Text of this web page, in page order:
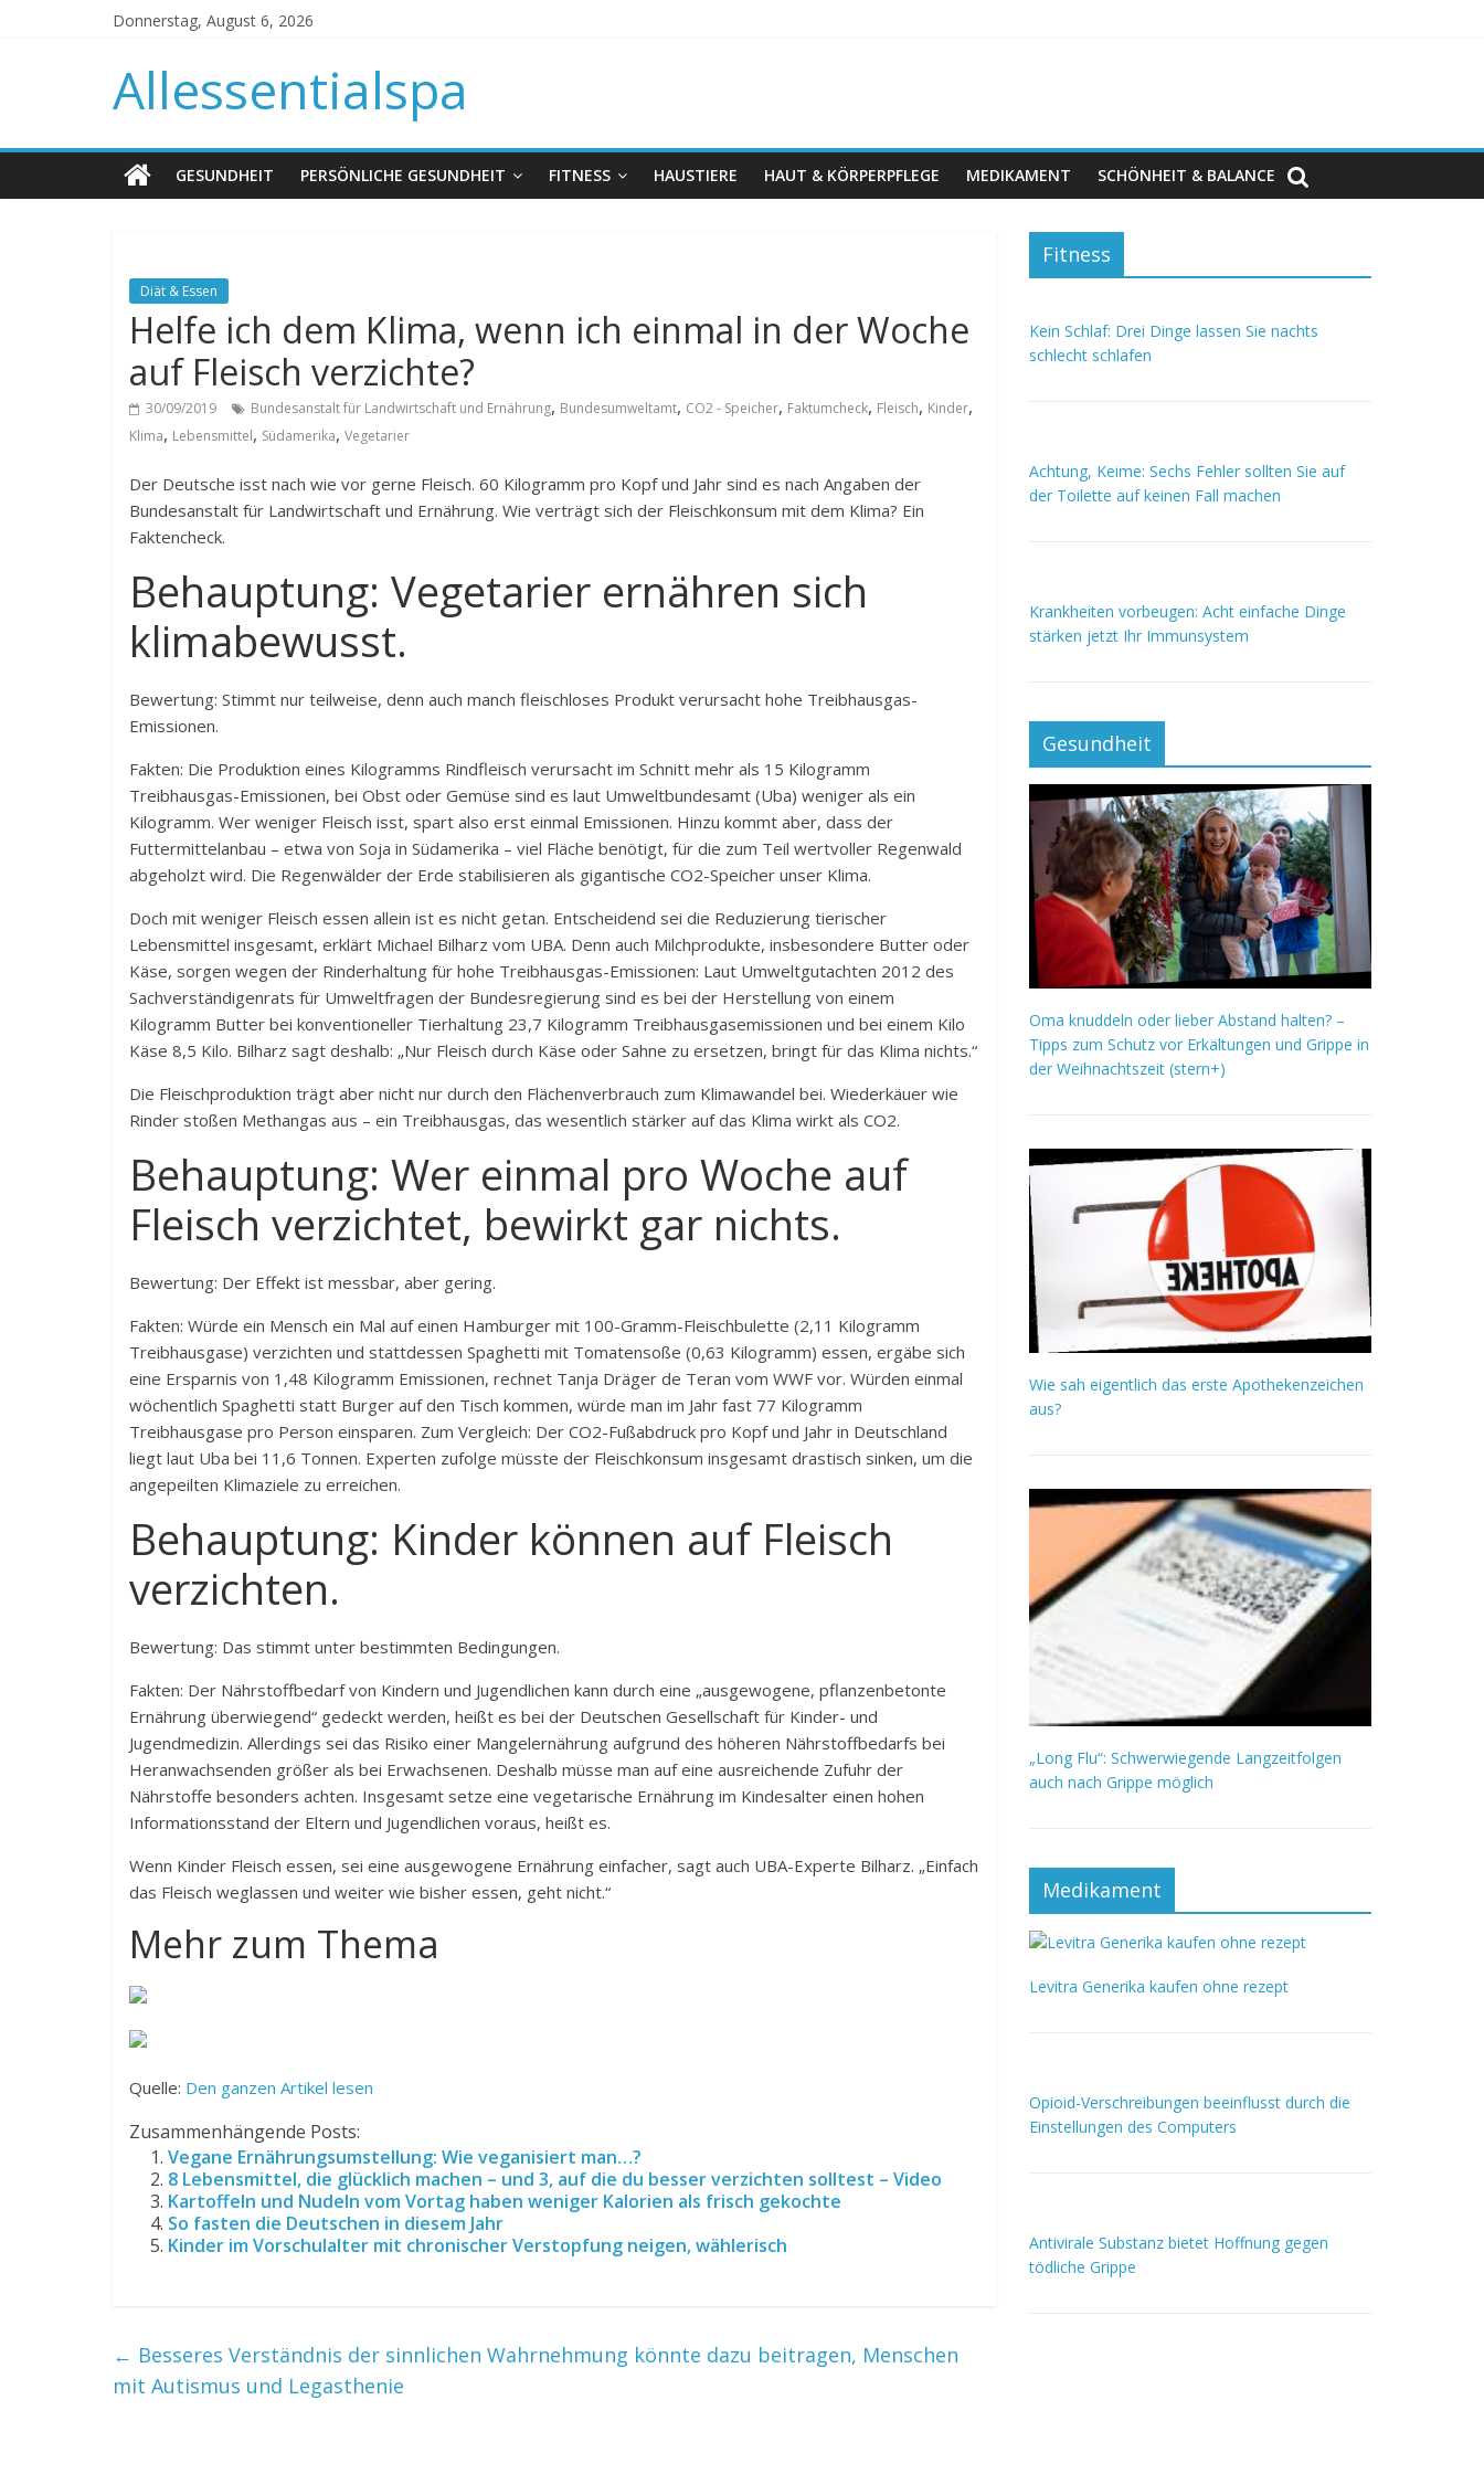
Donnerstag, August 6, 2026
Allessentialspa
GESUNDHEIT PERSÖNLICHE GESUNDHEIT FITNESS HAUSTIERE HAUT & KÖRPERPFLEGE MEDIKAMENT SCHÖNHEIT & BALANCE
Diät & Essen
Helfe ich dem Klima, wenn ich einmal in der Woche
auf Fleisch verzichte?
30/09/2019 Bundesanstalt für Landwirtschaft und Ernährung, Bundesumweltamt, CO2 - Speicher, Faktumcheck, Fleisch, Kinder,
Klima, Lebensmittel, Südamerika, Vegetarier
Der Deutsche isst nach wie vor gerne Fleisch. 60 Kilogramm pro Kopf und Jahr sind es nach Angaben der
Bundesanstalt für Landwirtschaft und Ernährung. Wie verträgt sich der Fleischkonsum mit dem Klima? Ein
Faktencheck.
Behauptung: Vegetarier ernähren sich
klimabewusst.
Bewertung: Stimmt nur teilweise, denn auch manch fleischloses Produkt verursacht hohe Treibhausgas-
Emissionen.
Fakten: Die Produktion eines Kilogramms Rindfleisch verursacht im Schnitt mehr als 15 Kilogramm
Treibhausgas-Emissionen, bei Obst oder Gemüse sind es laut Umweltbundesamt (Uba) weniger als ein
Kilogramm. Wer weniger Fleisch isst, spart also erst einmal Emissionen. Hinzu kommt aber, dass der
Futtermittelanbau – etwa von Soja in Südamerika – viel Fläche benötigt, für die zum Teil wertvoller Regenwald
abgeholzt wird. Die Regenwälder der Erde stabilisieren als gigantische CO2-Speicher unser Klima.
Doch mit weniger Fleisch essen allein ist es nicht getan. Entscheidend sei die Reduzierung tierischer
Lebensmittel insgesamt, erklärt Michael Bilharz vom UBA. Denn auch Milchprodukte, insbesondere Butter oder
Käse, sorgen wegen der Rinderhaltung für hohe Treibhausgas-Emissionen: Laut Umweltgutachten 2012 des
Sachverständigenrats für Umweltfragen der Bundesregierung sind es bei der Herstellung von einem
Kilogramm Butter bei konventioneller Tierhaltung 23,7 Kilogramm Treibhausgasemissionen und bei einem Kilo
Käse 8,5 Kilo. Bilharz sagt deshalb: „Nur Fleisch durch Käse oder Sahne zu ersetzen, bringt für das Klima nichts.“
Die Fleischproduktion trägt aber nicht nur durch den Flächenverbrauch zum Klimawandel bei. Wiederkäuer wie
Rinder stoßen Methangas aus – ein Treibhausgas, das wesentlich stärker auf das Klima wirkt als CO2.
Behauptung: Wer einmal pro Woche auf
Fleisch verzichtet, bewirkt gar nichts.
Bewertung: Der Effekt ist messbar, aber gering.
Fakten: Würde ein Mensch ein Mal auf einen Hamburger mit 100-Gramm-Fleischbulette (2,11 Kilogramm
Treibhausgase) verzichten und stattdessen Spaghetti mit Tomatensoße (0,63 Kilogramm) essen, ergäbe sich
eine Ersparnis von 1,48 Kilogramm Emissionen, rechnet Tanja Dräger de Teran vom WWF vor. Würden einmal
wöchentlich Spaghetti statt Burger auf den Tisch kommen, würde man im Jahr fast 77 Kilogramm
Treibhausgase pro Person einsparen. Zum Vergleich: Der CO2-Fußabdruck pro Kopf und Jahr in Deutschland
liegt laut Uba bei 11,6 Tonnen. Experten zufolge müsste der Fleischkonsum insgesamt drastisch sinken, um die
angepeilten Klimaziele zu erreichen.
Behauptung: Kinder können auf Fleisch
verzichten.
Bewertung: Das stimmt unter bestimmten Bedingungen.
Fakten: Der Nährstoffbedarf von Kindern und Jugendlichen kann durch eine „ausgewogene, pflanzenbetonte
Ernährung überwiegend“ gedeckt werden, heißt es bei der Deutschen Gesellschaft für Kinder- und
Jugendmedizin. Allerdings sei das Risiko einer Mangelernährung aufgrund des höheren Nährstoffbedarfs bei
Heranwachsenden größer als bei Erwachsenen. Deshalb müsse man auf eine ausreichende Zufuhr der
Nährstoffe besonders achten. Insgesamt setze eine vegetarische Ernährung im Kindesalter einen hohen
Informationsstand der Eltern und Jugendlichen voraus, heißt es.
Wenn Kinder Fleisch essen, sei eine ausgewogene Ernährung einfacher, sagt auch UBA-Experte Bilharz. „Einfach
das Fleisch weglassen und weiter wie bisher essen, geht nicht.“
Mehr zum Thema
Quelle: Den ganzen Artikel lesen
Zusammenhängende Posts:
Vegane Ernährungsumstellung: Wie veganisiert man…?
8 Lebensmittel, die glücklich machen – und 3, auf die du besser verzichten solltest – Video
Kartoffeln und Nudeln vom Vortag haben weniger Kalorien als frisch gekochte
So fasten die Deutschen in diesem Jahr
Kinder im Vorschulalter mit chronischer Verstopfung neigen, wählerisch
← Besseres Verständnis der sinnlichen Wahrnehmung könnte dazu beitragen, Menschen
mit Autismus und Legasthenie
Fitness
Kein Schlaf: Drei Dinge lassen Sie nachts
schlecht schlafen
Achtung, Keime: Sechs Fehler sollten Sie auf
der Toilette auf keinen Fall machen
Krankheiten vorbeugen: Acht einfache Dinge
stärken jetzt Ihr Immunsystem
Gesundheit
Oma knuddeln oder lieber Abstand halten? –
Tipps zum Schutz vor Erkältungen und Grippe in
der Weihnachtszeit (stern+)
Wie sah eigentlich das erste Apothekenzeichen
aus?
„Long Flu“: Schwerwiegende Langzeitfolgen
auch nach Grippe möglich
Medikament
Levitra Generika kaufen ohne rezept
Opioid-Verschreibungen beeinflusst durch die
Einstellungen des Computers
Antivirale Substanz bietet Hoffnung gegen
tödliche Grippe